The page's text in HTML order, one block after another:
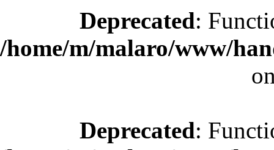
Deprecated:
/home/m/malaro/www/
Deprecated: